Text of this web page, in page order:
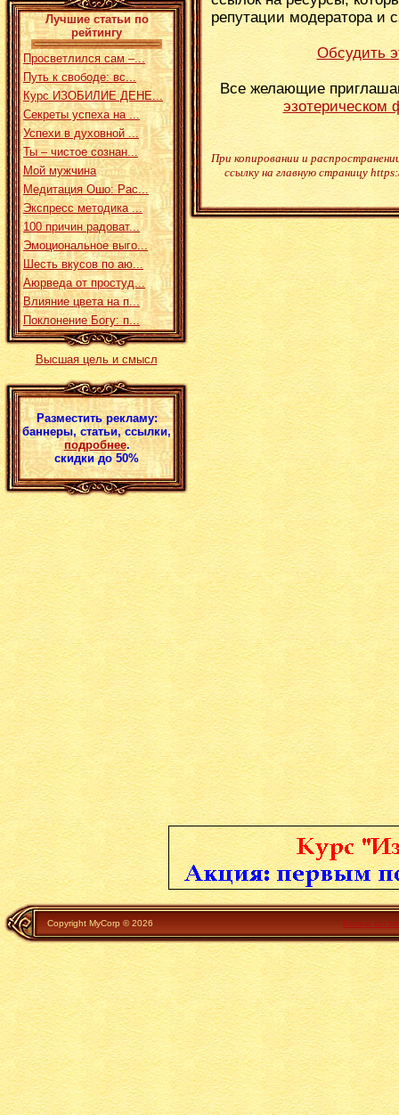
Лучшие статьи по
рейтингу
Просветлился сам –...
Путь к свободе: вс...
Курс ИЗОБИЛИЕ ДЕНЕ...
Секреты успеха на ...
Успехи в духовной ...
Ты – чистое сознан...
Мой мужчина
Медитация Ошо: Рас...
Экспресс методика ...
100 причин радоват...
Эмоциональное выго...
Шесть вкусов по аю...
Аюрведа от простуд...
Влияние цвета на п...
Поклонение Богу: п...
Высшая цель и смысл
Разместить рекламу:
баннеры, статьи, ссылки,
подробнее.
скидки до 50%
репутации модератора и
Обсудить
Все желающие
эзотерическом
При копировании и
ссылку на главную страницу
Copyright MyCorp © 2026 Белый